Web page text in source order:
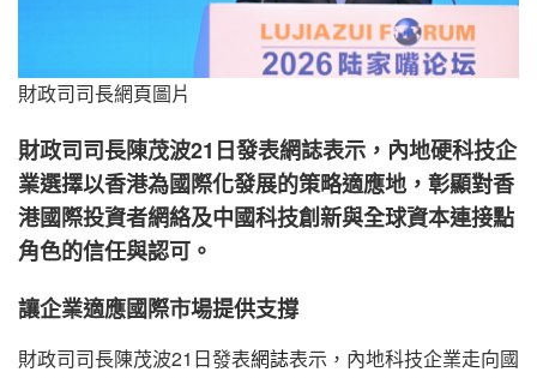
財政司司長網頁圖片
財政司司長陳茂波21日發表網誌表示，內地硬科技企
業選擇以香港為國際化發展的策略適應地，彰顯對香
港國際投資者網絡及中國科技創新與全球資本連接點
角色的信任與認可。
讓企業適應國際市場提供支撐
財政司司長陳茂波21日發表網誌表示，內地科技企業走向國